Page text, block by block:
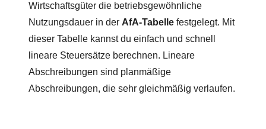
Wirtschaftsgüter die betriebsgewöhnliche
Nutzungsdauer in der AfA-Tabelle festgelegt. Mit
dieser Tabelle kannst du einfach und schnell
lineare Steuersätze berechnen. Lineare
Abschreibungen sind planmäßige
Abschreibungen, die sehr gleichmäßig verlaufen.